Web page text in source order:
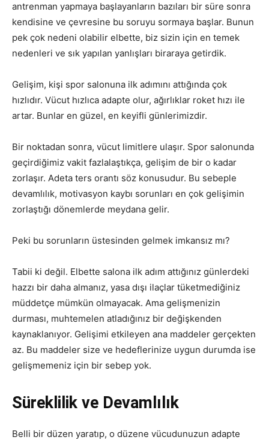
antrenman yapmaya başlayanların bazıları bir süre sonra
kendisine ve çevresine bu soruyu sormaya başlar. Bunun
pek çok nedeni olabilir elbette, biz sizin için en temek
nedenleri ve sık yapılan yanlışları biraraya getirdik.
Gelişim, kişi spor salonuna ilk adımını attığında çok
hızlıdır. Vücut hızlıca adapte olur, ağırlıklar roket hızı ile
artar. Bunlar en güzel, en keyifli günlerimizdir.
Bir noktadan sonra, vücut limitlere ulaşır. Spor salonunda
geçirdiğimiz vakit fazlalaştıkça, gelişim de bir o kadar
zorlaşır. Adeta ters orantı söz konusudur. Bu sebeple
devamlılık, motivasyon kaybı sorunları en çok gelişimin
zorlaştığı dönemlerde meydana gelir.
Peki bu sorunların üstesinden gelmek imkansız mı?
Tabii ki değil. Elbette salona ilk adım attığınız günlerdeki
hazzı bir daha almanız, yasa dışı ilaçlar tüketmediğiniz
müddetçe mümkün olmayacak. Ama gelişmenizin
durması, muhtemelen atladığınız bir değişkenden
kaynaklanıyor. Gelişimi etkileyen ana maddeler gerçekten
az. Bu maddeler size ve hedeflerinize uygun durumda ise
gelişmemeniz için bir sebep yok.
Süreklilik ve Devamlılık
Belli bir düzen yaratıp, o düzene vücudunuzun adapte